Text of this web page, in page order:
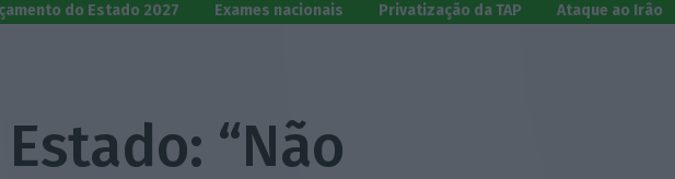
do Estado 2027 Exames nacionais Privatização da TAP Ataque ao Irão
“Não